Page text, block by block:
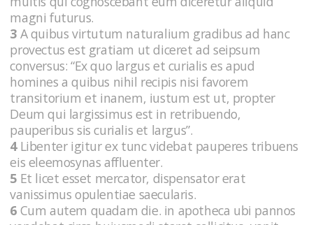
magni futurus.
3 A quibus virtutum naturalium gradibus ad hanc
provectus est gratiam ut diceret ad seipsum
conversus: “Ex quo largus et curialis es apud
homines a quibus nihil recipis nisi favorem
transitorium et inanem, iustum est ut, propter
Deum qui largissimus est in retribuendo,
pauperibus sis curialis et largus”.
4Libenter igitur ex tunc videbat pauperes tribuens
eis eleemosynas affluenter.
5 Et licet esset mercator, dispensator erat
vanissimus opulentiae saecularis.
6 Cum autem quadam die. in apotheca ubi pannos